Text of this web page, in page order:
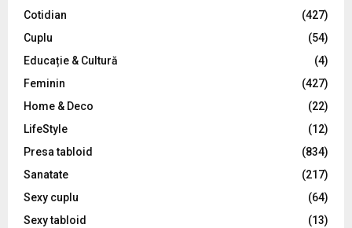
:
C
Cotidian
(427)
Cuplu
(54)
Educație & Cultură
(4)
Feminin
(427)
Home & Deco
(22)
LifeStyle
(12)
Presa tabloid
(834)
Sanatate
(217)
Sexy cuplu
(64)
Sexy tabloid
(13)